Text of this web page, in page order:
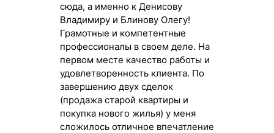
сюда, а именно к Денисову
Владимиру и Блинову Олегу!
Грамотные и компетентные
профессионалы в своем деле. На
первом месте качество работы и
удовлетворенность клиента. По
завершению двух сделок
(продажа старой квартиры и
покупка нового жилья) у меня
сложилось отличное впечатление